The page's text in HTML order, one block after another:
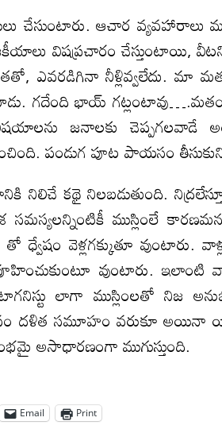
చేసుంటారు. ఆచార వ్యవహారాలు
విషప్రచారం చేస్తుంటాయి,
ఎవరడిగినా నీళ్లివ్వలేదు.
గదేంది భాయ్
విషయాలను జనాలకు
పండుగ పూట పాయసం
కథై నిలబడుతుంది.
ముస్లింలే
ధ్వేషం వెళ్లగక్కుతూ
వుంటారు.
లాగా ముస్లింలతో నిజ
దళిత సమూహం వరుకూ అయినా
అసాధారణంగా ముగుస్తుంది.
Email Print